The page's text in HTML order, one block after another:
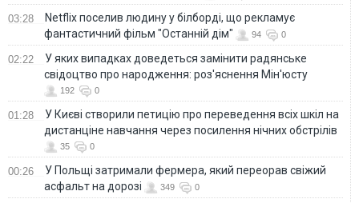
03:28
Netflix поселив людину у білборді, що рекламує
фантастичний фільм "Останній дім"
94 0
02:22
У яких випадках доведеться замінити радянське
свідоцтво про народження: роз'яснення Мін'юсту
192 0
01:28
У Києві створили петицію про переведення всіх шкіл на
дистанціне навчання через посилення нічних обстрілів
35 0
00:26
У Польщі затримали фермера, який переорав свіжий
асфальт на дорозі
349 0